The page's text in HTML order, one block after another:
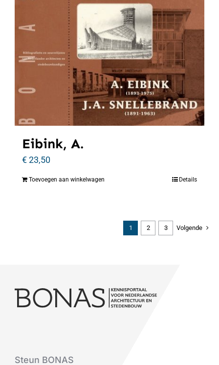
Eibink, A.
€23,50
Toevoegen aan winkelwagen Details
1 2 3 Volgende
Steun BONAS